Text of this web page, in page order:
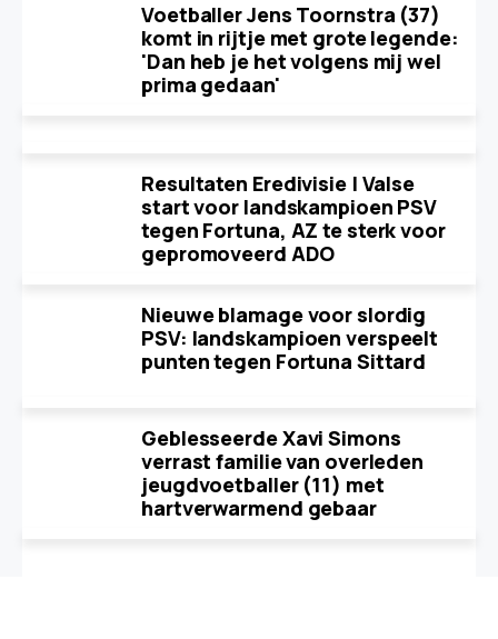
Voetballer Jens Toornstra (37)
komt in rijtje met grote legende:
'Dan heb je het volgens mij wel
prima gedaan'
Resultaten Eredivisie | Valse
start voor landskampioen PSV
tegen Fortuna, AZ te sterk voor
gepromoveerd ADO
Nieuwe blamage voor slordig
PSV: landskampioen verspeelt
punten tegen Fortuna Sittard
Geblesseerde Xavi Simons
verrast familie van overleden
jeugdvoetballer (11) met
hartverwarmend gebaar